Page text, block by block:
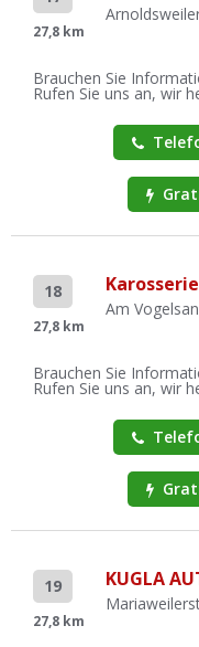
27,8 km
Brauchen Sie
Rufen Sie uns an, wir
18
27,8 km
Am
Brauchen Sie
Rufen Sie uns an, wir
19
27,8 km
KUGLA